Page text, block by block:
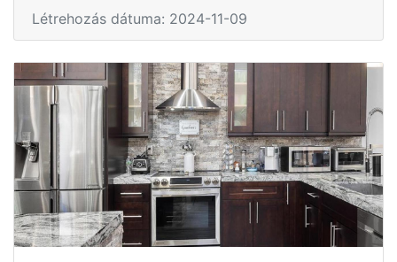
Létrehozás dátuma: 2024-11-09